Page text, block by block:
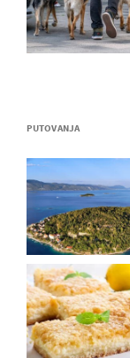
PUTOVANJA